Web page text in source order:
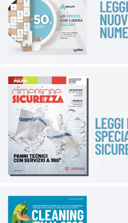
tradizionali. Il feromone
delle antenne dei maschi
impossibile localizzare le
con successo. Ne consegue
ciclo riproduttivo, già in due
continuativo. Inoltre, si
silicone e ferrite che,
semplicemente annodandola
impianti o elementi strutturali,
complessi.Scegliere Twist –
dotarsi di un metodo sicuro,
risultati che permetterà di
livello di sicurezza, che di
ormatorino.com